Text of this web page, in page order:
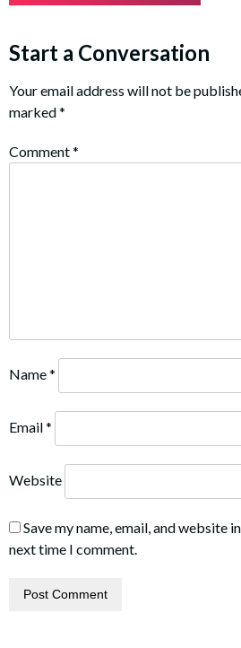
Start a Conversation
Your email address will not be
marked*
Comment*
Name*
Email*
Website
Save my name, email, and website
next time I comment.